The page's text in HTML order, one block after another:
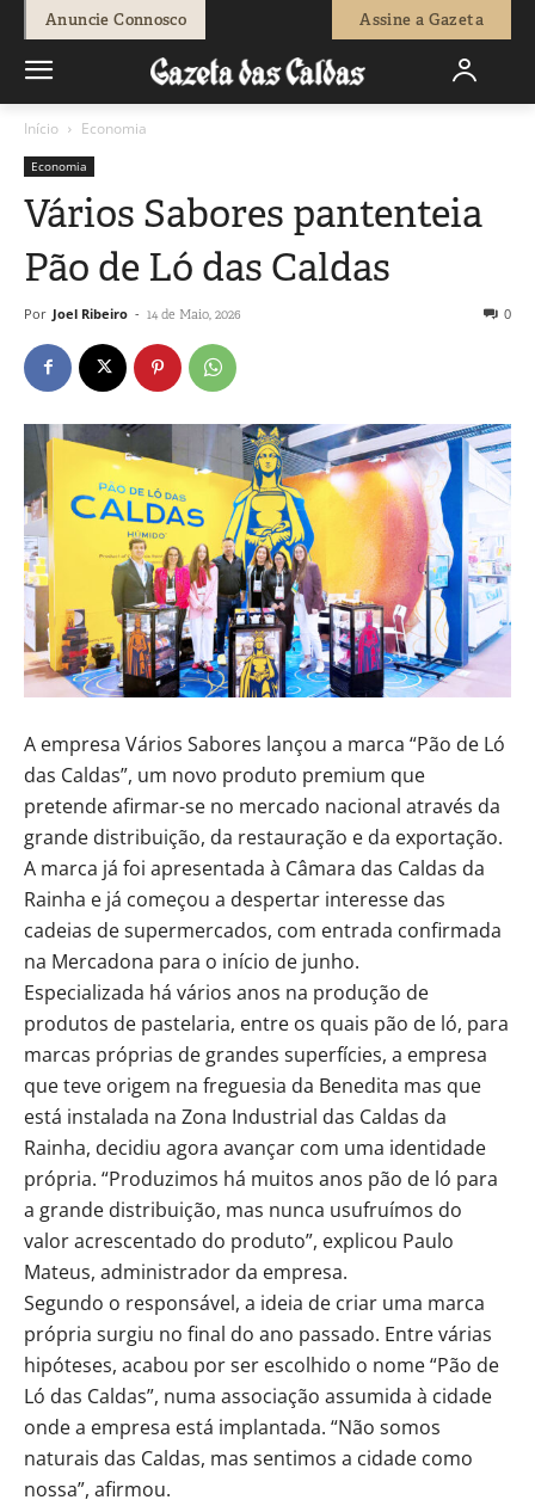
Anuncie Connosco Assine a Gazeta
Início Economia
Economia
Vários Sabores pantenteia
Pão de Ló das Caldas
Por Joel Ribeiro - 14 de Maio, 2026 0
A empresa Vários Sabores lançou a marca “Pão de Ló
das Caldas”, um novo produto premium que
pretende afirmar-se no mercado nacional através da
grande distribuição, da restauração e da exportação.
A marca já foi apresentada à Câmara das Caldas da
Rainha e já começou a despertar interesse das
cadeias de supermercados, com entrada confirmada
na Mercadona para o início de junho.
Especializada há vários anos na produção de
produtos de pastelaria, entre os quais pão de ló, para
marcas próprias de grandes superfícies, a empresa
que teve origem na freguesia da Benedita mas que
está instalada na Zona Industrial das Caldas da
Rainha, decidiu agora avançar com uma identidade
própria. “Produzimos há muitos anos pão de ló para
a grande distribuição, mas nunca usufruímos do
valor acrescentado do produto”, explicou Paulo
Mateus, administrador da empresa.
Segundo o responsável, a ideia de criar uma marca
própria surgiu no final do ano passado. Entre várias
hipóteses, acabou por ser escolhido o nome “Pão de
Ló das Caldas”, numa associação assumida à cidade
onde a empresa está implantada. “Não somos
naturais das Caldas, mas sentimos a cidade como
nossa”, afirmou.